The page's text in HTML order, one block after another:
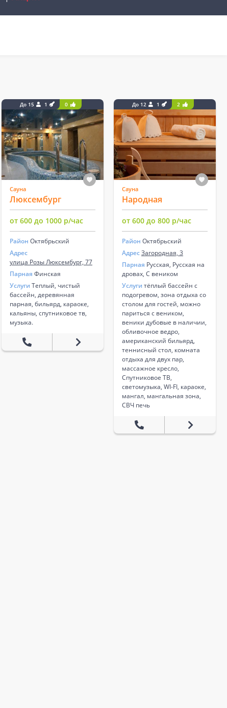
До 15 1 0
Сауна
Люксембург
от 600 до 1000 р/час
Район Октябрьский
Адрес
улица Розы Люксембург, 77
Парная Финская
Услуги Теплый, чистый
бассейн, деревянная
парная, бильярд, караоке,
кальяны, спутниковое тв,
музыка.
До 12 1 2
Сауна
Народная
от 600 до 800 р/час
Район Октябрьский
АдресЗагородная, 3
Парная Русская, Русская на
дровах, С веником
Услуги тёплый бассейн с
подогревом, зона отдыха со
столом для гостей, можно
париться с веником,
веники дубовые в наличии,
обливочное ведро,
американский бильярд,
теннисный стол, комната
отдыха для двух пар,
массажное кресло,
Спутниковое ТВ,
светомузыка, WI-FI, караоке,
мангал, мангальная зона,
СВЧ печь